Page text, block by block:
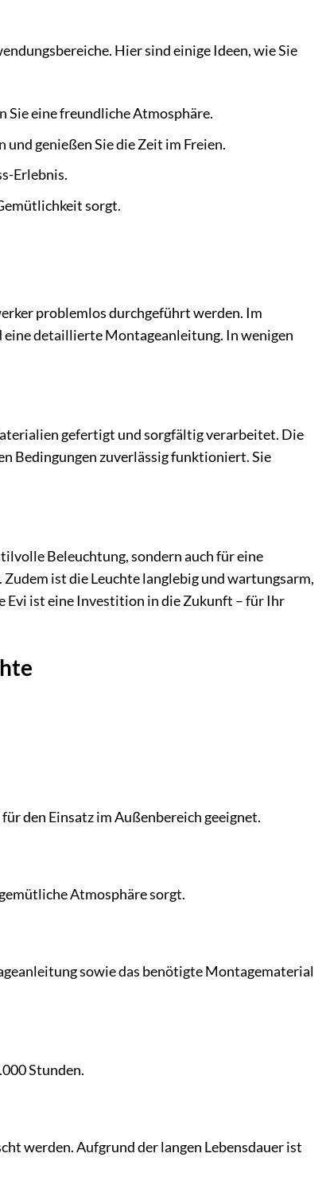
Hier sind einige Ideen, wie Sie
Sie eine freundliche Atmosphäre.
genießen Sie die Zeit im Freien.
Erlebnis.
sorgt.
problemlos durchgeführt werden. Im
eine detaillierte Montageanleitung. In wenigen
gefertigt und sorgfältig verarbeitet. Die
Bedingungen zuverlässig funktioniert. Sie
Beleuchtung, sondern auch für eine
ist die Leuchte langlebig und wartungsarm,
Evi ist eine Investition in die Zukunft – für Ihr
den Einsatz im Außenbereich geeignet.
Atmosphäre sorgt.
sowie das benötigte Montagematerial
Stunden.
werden. Aufgrund der langen Lebensdauer ist